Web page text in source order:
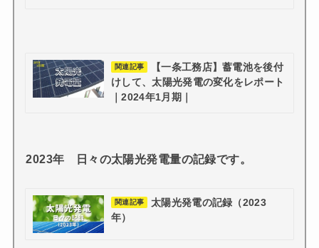
関連記事
【一条工務店】蓄電池を後付
けして、太陽光発電の変化をレポート
｜2024年1月期｜
2023年 日々の太陽光発電量の記録です。
関連記事
太陽光発電の記録（2023
年）